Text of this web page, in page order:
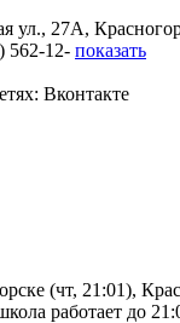
ул., 27А,
562-12- показать
Вконтакте
(чт, 21:01),
работает до